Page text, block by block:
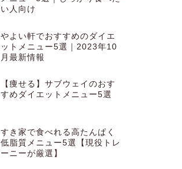
い人向け
やよい軒でおすすめのダイエ
ットメニュー5選｜2023年10
月最新情報
【痩せる】サブウェイのおす
すめダイエットメニュー5選
すき家で食べれる高たんぱく
低脂質メニュー5選【現役トレ
ーニーが厳選】